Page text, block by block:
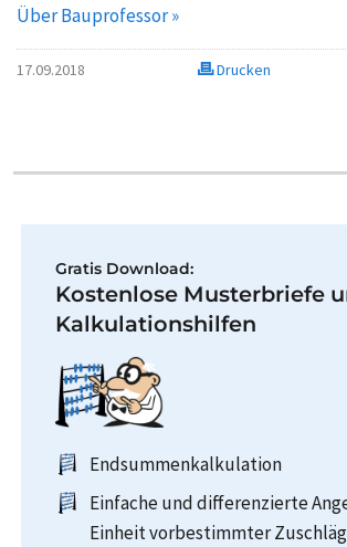
Über Bauprofessor »
17.09.2018 Drucken
Gratis Download:
Kostenlose Musterbriefe
Kalkulationshilfen
Endsummenkalkulation
Einfache und differenzierte
Einheit vorbestimmter